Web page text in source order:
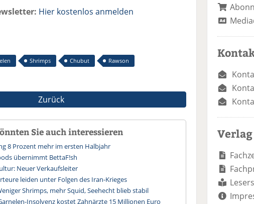
Hier kostenlos anmelden
Shrimps Chubut Rawson
Zurück
Sie auch interessieren
8 Prozent mehr im ersten Halbjahr
übernimmt BettaF!sh
Neuer Verkaufsleiter
leiden unter Folgen des Iran-Krieges
Shrimps, mehr Squid, Seehecht blieb stabil
Insolvenz kostet Zahnärzte 15 Millionen Euro
Verlag